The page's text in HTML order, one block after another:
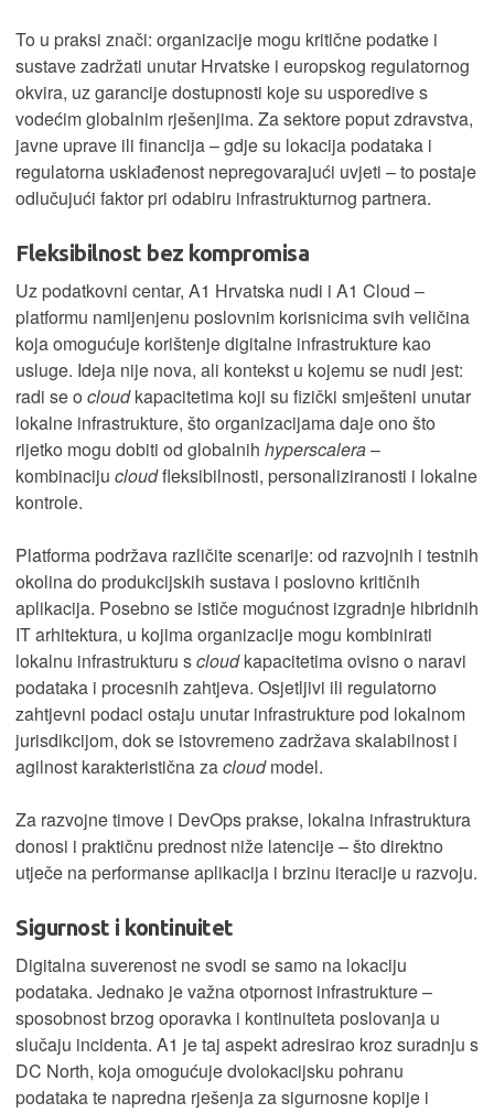
To u praksi znači: organizacije mogu kritične podatke i
sustave zadržati unutar Hrvatske i europskog regulatornog
okvira, uz garancije dostupnosti koje su usporedive s
vodećim globalnim rješenjima. Za sektore poput zdravstva,
javne uprave ili financija – gdje su lokacija podataka i
regulatorna usklađenost nepregovarajući uvjeti – to postaje
odlučujući faktor pri odabiru infrastrukturnog partnera.
Fleksibilnost bez kompromisa
Uz podatkovni centar, A1 Hrvatska nudi i A1 Cloud –
platformu namijenjenu poslovnim korisnicima svih veličina
koja omogućuje korištenje digitalne infrastrukture kao
usluge. Ideja nije nova, ali kontekst u kojemu se nudi jest:
radi se o cloudkapacitetima koji su fizički smješteni unutar
lokalne infrastrukture, što organizacijama daje ono što
rijetko mogu dobiti od globalnih hyperscalera–
kombinaciju cloudfleksibilnosti, personaliziranosti i lokalne
kontrole.
Platforma podržava različite scenarije: od razvojnih i testnih
okolina do produkcijskih sustava i poslovno kritičnih
aplikacija. Posebno se ističe mogućnost izgradnje hibridnih
IT arhitektura, u kojima organizacije mogu kombinirati
lokalnu infrastrukturu scloudkapacitetima ovisno o naravi
podataka i procesnih zahtjeva. Osjetljivi ili regulatorno
zahtjevni podaci ostaju unutar infrastrukture pod lokalnom
jurisdikcijom, dok se istovremeno zadržava skalabilnost i
agilnost karakteristična zacloudmodel.
Za razvojne timove i DevOps prakse, lokalna infrastruktura
donosi i praktičnu prednost niže latencije – što direktno
utječe na performanse aplikacija i brzinu iteracije u razvoju.
Sigurnost i kontinuitet
Digitalna suverenost ne svodi se samo na lokaciju
podataka. Jednako je važna otpornost infrastrukture –
sposobnost brzog oporavka i kontinuiteta poslovanja u
slučaju incidenta. A1 je taj aspekt adresirao kroz suradnju s
DC North, koja omogućuje dvolokacijsku pohranu
podataka te napredna rješenja za sigurnosne kopije i